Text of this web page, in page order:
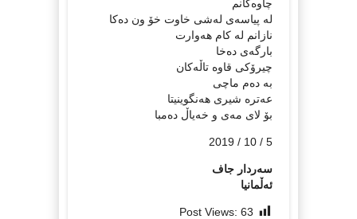
چاوه‌كانم
له‌ پیاسه‌ی له‌شی خاوت خۆ ون ده‌كا
نازانم له‌ كام هه‌وارت
بارگه‌ی ده‌خا
چیرۆكی قاوه‌ تاڵه‌كان
به‌ ده‌م ماچی
عه‌تره‌ شیری هه‌نگوینیتا
بۆ لای مه‌ی و خه‌یاڵ ده‌مبا
5 / 10 / 2019
سه‌ردار جاف
ئه‌ڵمانیا
Post Views: 63